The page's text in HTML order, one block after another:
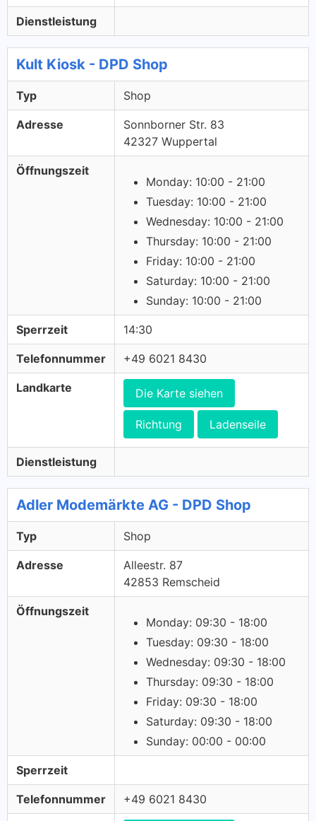
Dienstleistung
Kult Kiosk - DPD Shop
Typ Shop
Adresse
Sonnborner Str. 83
42327 Wuppertal
Öffnungszeit
Monday: 10:00 - 21:00
Tuesday: 10:00 - 21:00
Wednesday: 10:00 - 21:00
Thursday: 10:00 - 21:00
Friday: 10:00 - 21:00
Saturday: 10:00 - 21:00
Sunday: 10:00 - 21:00
Sperrzeit 14:30
Telefonnummer +49 6021 8430
Landkarte Die Karte siehen
Richtung Ladenseile
Dienstleistung
Adler Modemärkte AG - DPD Shop
Typ Shop
Adresse
Alleestr. 87
42853 Remscheid
Öffnungszeit
Monday: 09:30 - 18:00
Tuesday: 09:30 - 18:00
Wednesday: 09:30 - 18:00
Thursday: 09:30 - 18:00
Friday: 09:30 - 18:00
Saturday: 09:30 - 18:00
Sunday: 00:00 - 00:00
Sperrzeit
Telefonnummer +49 6021 8430